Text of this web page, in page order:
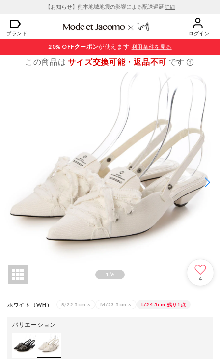
【お知らせ】熊本地域地震の影響による配送遅延 詳細
ブランド ログイン
20% OFFクーポンが使えます 利用条件を見る
この商品はサイズ交換可能・返品不可 です
1/6
4
ホワイト（WH） S/22.5cm × M/23.5cm × L/24.5cm 残り1点
バリエーション